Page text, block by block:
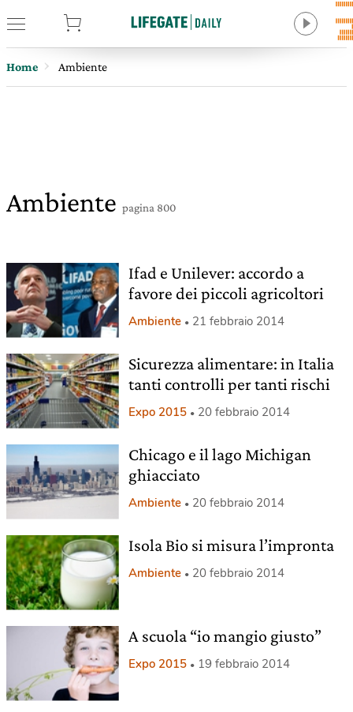
Home Ambiente
Ambiente pagina 800
Ifad e Unilever: accordo a
favore dei piccoli agricoltori
Ambiente 21 febbraio 2014
Sicurezza alimentare: in Italia
tanti controlli per tanti rischi
Expo 2015 20 febbraio 2014
Chicago e il lago Michigan
ghiacciato
Ambiente 20 febbraio 2014
Isola Bio si misura l’impronta
Ambiente 20 febbraio 2014
A scuola “io mangio giusto”
Expo 2015 19 febbraio 2014